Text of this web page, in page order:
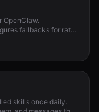
OpenClaw.
fallbacks for rate-
skills once daily.